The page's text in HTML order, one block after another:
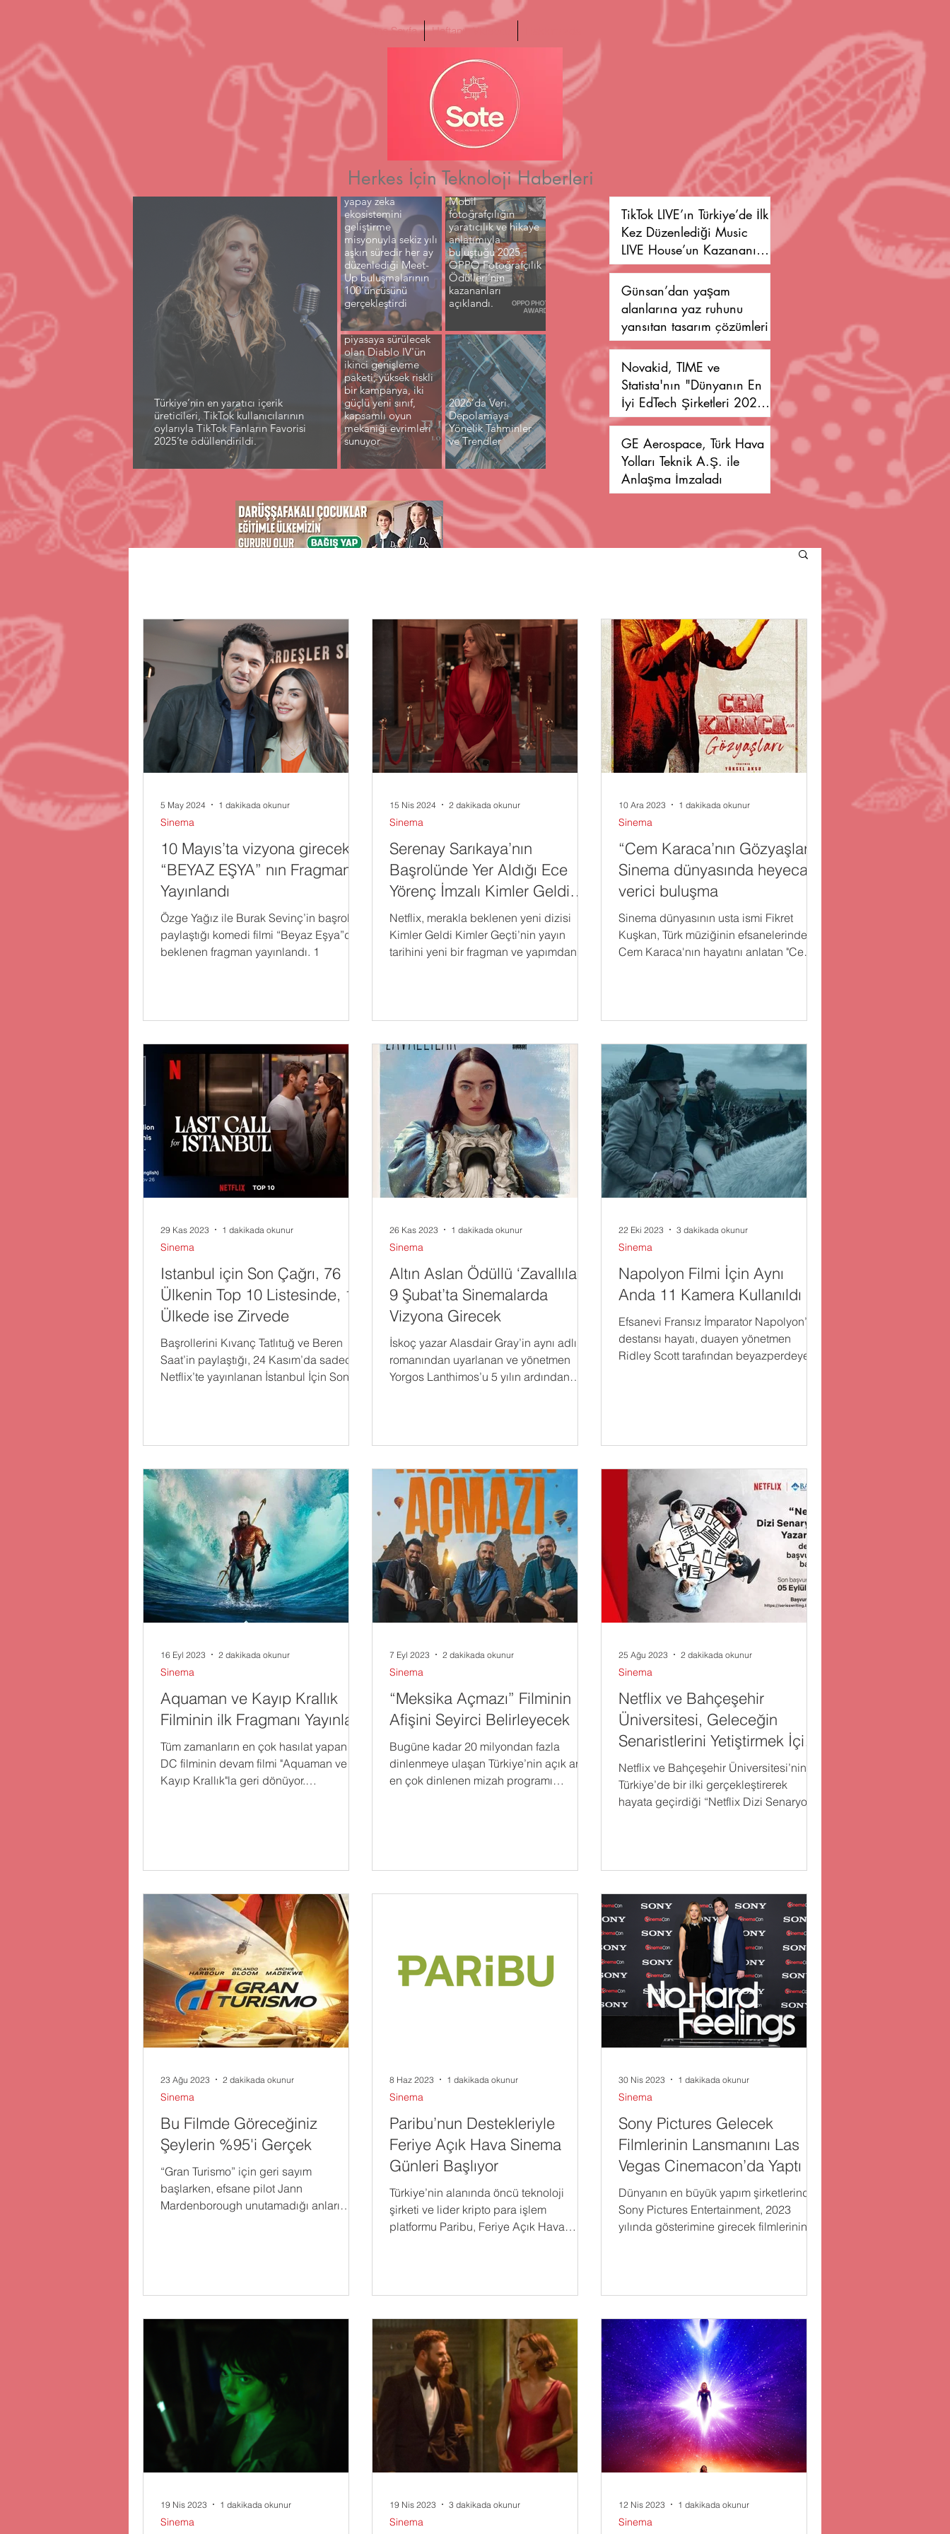
Ana Sayfa Haftanın Videosu
Herkes İçin Teknoloji Haberleri
Türkiye’nin en yaratıcı içerik
üreticileri, TikTok kullanıcılarının
oylarıyla TikTok Fanların Favorisi
2025’te ödüllendirildi.
(TRAI) Türkiye’nin
yapay zeka
ekosistemini
geliştirme
misyonuyla sekiz yılı
aşkın süredir her ay
düzenlediği Meet-
Up buluşmalarının
100’üncüsünü
gerçekleştirdi
28 Nisan 2026'da
piyasaya sürülecek
olan Diablo IV'ün
ikinci genişleme
paketi, yüksek riskli
bir kampanya, iki
güçlü yeni sınıf,
kapsamlı oyun
mekaniği evrimleri
sunuyor
Mobil
fotoğrafçılığın
yaratıcılık ve hikaye
anlatımıyla
buluştuğu 2025
OPPO Fotoğrafçılık
Ödülleri’nin
kazananları
açıklandı.
2026’da Veri
Depolamaya
Yönelik Tahminler
ve Trendler
TikTok LIVE’ın Türkiye’de İlk
Kez Düzenlediği Music
LIVE House’un Kazananı
Gökçe Özgül Oldu
Günsan’dan yaşam
alanlarına yaz ruhunu
yansıtan tasarım çözümleri
Novakid, TIME ve
Statista'nın "Dünyanın En
İyi EdTech Şirketleri 2026"
Listesine Girdi
GE Aerospace, Türk Hava
Yolları Teknik A.Ş. ile
Anlaşma İmzaladı
10 Mayıs’ta vizyona girecek
“BEYAZ EŞYA” nın Fragmanı
Yayınlandı
Özge Yağız ile Burak Sevinç’in başrolleri
paylaştığı komedi filmi “Beyaz Eşya”dan
beklenen fragman yayınlandı. 1
Sinema
5 May 2024 1 dakikada okunur
Serenay Sarıkaya’nın
Başrolünde Yer Aldığı Ece
Yörenç İmzalı Kimler Geldi
Kimler Geçti
Netflix, merakla beklenen yeni dizisi
Kimler Geldi Kimler Geçti’nin yayın
tarihini yeni bir fragman ve yapımdan ilk
Sinema
15 Nis 2024 2 dakikada okunur
“Cem Karaca’nın Gözyaşları”
Sinema dünyasında heyecan
verici buluşma
Sinema dünyasının usta ismi Fikret
Kuşkan, Türk müziğinin efsanelerinden
Cem Karaca'nın hayatını anlatan "Cem
Sinema
10 Ara 2023 1 dakikada okunur
Istanbul için Son Çağrı, 76
Ülkenin Top 10 Listesinde, 13
Ülkede ise Zirvede
Başrollerini Kıvanç Tatlıtuğ ve Beren
Saat’in paylaştığı, 24 Kasım’da sadece
Netflix’te yayınlanan İstanbul İçin Son
Sinema
29 Kas 2023 1 dakikada okunur
Altın Aslan Ödüllü ‘Zavallılar’,
9 Şubat’ta Sinemalarda
Vizyona Girecek
İskoç yazar Alasdair Gray’in aynı adlı
romanından uyarlanan ve yönetmen
Yorgos Lanthimos’u 5 yılın ardından
Sinema
26 Kas 2023 1 dakikada okunur
Napolyon Filmi İçin Aynı
Anda 11 Kamera Kullanıldı
Efsanevi Fransız İmparator Napolyon’un
destansı hayatı, duayen yönetmen
Ridley Scott tarafından beyazperdeye
Sinema
22 Eki 2023 3 dakikada okunur
Aquaman ve Kayıp Krallık
Filminin ilk Fragmanı Yayınladı
Tüm zamanların en çok hasılat yapan
DC filminin devam filmi "Aquaman ve
Kayıp Krallık"la geri dönüyor.
Sinema
16 Eyl 2023 2 dakikada okunur
“Meksika Açmazı” Filminin
Afişini Seyirci Belirleyecek
Bugüne kadar 20 milyondan fazla
dinlenmeye ulaşan Türkiye’nin açık ara
en çok dinlenen mizah programı
Sinema
7 Eyl 2023 2 dakikada okunur
Netflix ve Bahçeşehir
Üniversitesi, Geleceğin
Senaristlerini Yetiştirmek İçin
Yeniden Yola Çıkıyor
Netflix ve Bahçeşehir Üniversitesi’nin
Türkiye’de bir ilki gerçekleştirerek
hayata geçirdiği “Netflix Dizi Senaryosu
Sinema
25 Ağu 2023 2 dakikada okunur
Bu Filmde Göreceğiniz
Şeylerin %95'i Gerçek
“Gran Turismo” için geri sayım
başlarken, efsane pilot Jann
Mardenborough unutamadığı anları
Sinema
23 Ağu 2023 2 dakikada okunur
Paribu’nun Destekleriyle
Feriye Açık Hava Sinema
Günleri Başlıyor
Türkiye’nin alanında öncü teknoloji
şirketi ve lider kripto para işlem
platformu Paribu, Feriye Açık Hava
Sinema
8 Haz 2023 1 dakikada okunur
Sony Pictures Gelecek
Filmlerinin Lansmanını Las
Vegas Cinemacon’da Yaptı
Dünyanın en büyük yapım şirketlerinden
Sony Pictures Entertainment, 2023
yılında gösterimine girecek filmlerinin
Sinema
30 Nis 2023 1 dakikada okunur
Sinema
19 Nis 2023 1 dakikada okunur
Sinema
19 Nis 2023 3 dakikada okunur
Sinema
12 Nis 2023 1 dakikada okunur